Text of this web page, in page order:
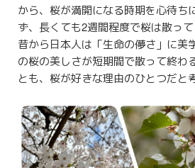
から、桜が満開になる時期を心待ち
ず、長くても2週間程度で桜は散っ
昔から日本人は「生命の儚さ」に美
の桜の美しさが短期間で散って終わ
とも、桜が好きな理由のひとつだと